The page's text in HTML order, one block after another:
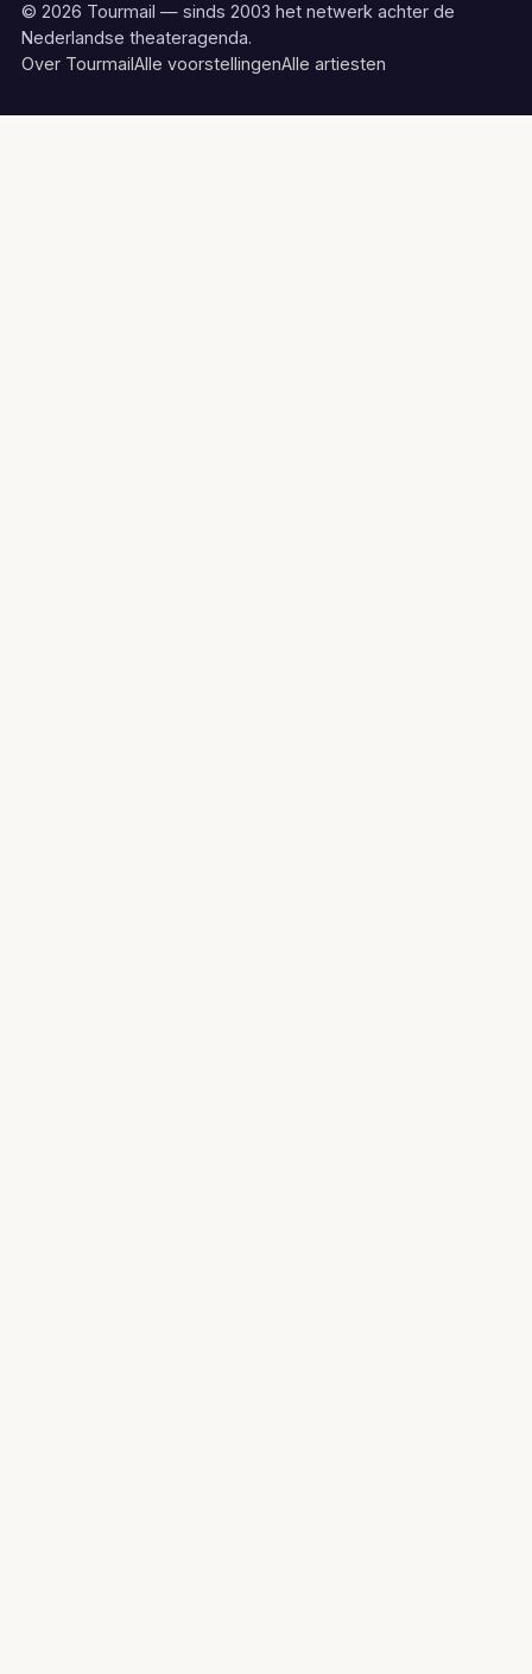
© 2026 Tourmail — sinds 2003 het netwerk achter de
Nederlandse theateragenda.
Over TourmailAlle voorstellingenAlle artiesten